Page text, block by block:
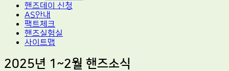
핸즈데이 신청
AS안내
팩트체크
핸즈실험실
사이트맵
2025년 1~2월 핸즈소식